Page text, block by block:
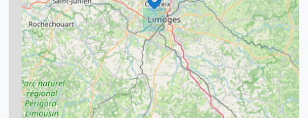
9
3
11
5
8
7
7
20
15